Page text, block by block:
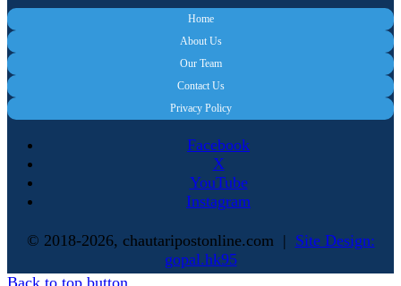
Home
About Us
Our Team
Contact Us
Privacy Policy
Facebook
X
YouTube
Instagram
© 2018-2026, chautaripostonline.com | Site Design:
gopal.hk95
Back to top button